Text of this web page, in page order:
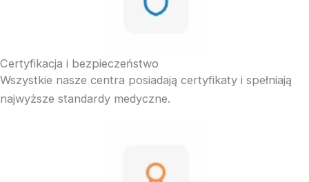
Certyfikacja i bezpieczeństwo
Wszystkie nasze centra posiadają certyfikaty i spełniają
najwyższe standardy medyczne.